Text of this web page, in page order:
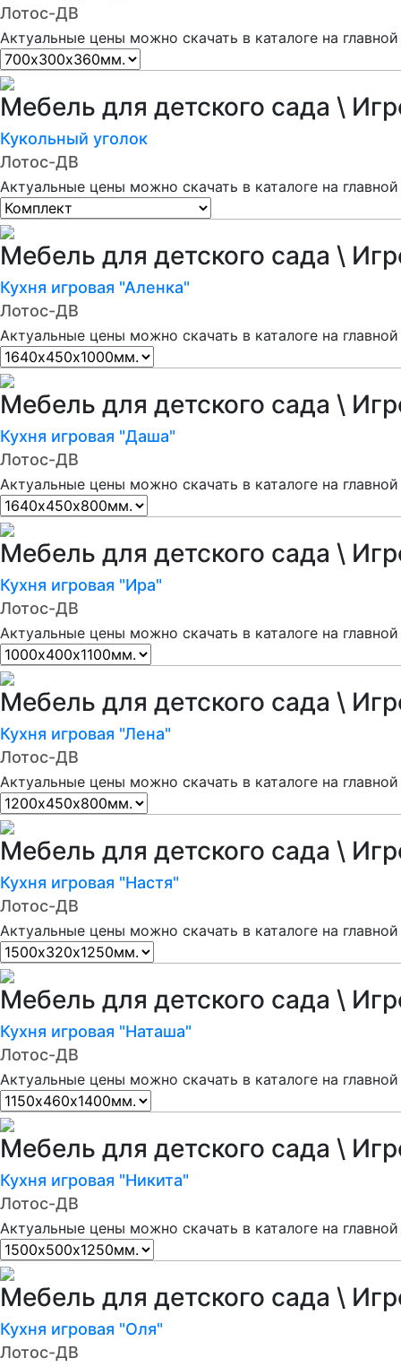
Лотос-ДВ
Актуальные цены можно скачать в каталоге на
Мебель для детского сада \
Кукольный уголок
Лотос-ДВ
Актуальные цены можно скачать в каталоге на
Мебель для детского сада \
Кухня игровая "Аленка"
Лотос-ДВ
Актуальные цены можно скачать в каталоге на
Мебель для детского сада \
Кухня игровая "Даша"
Лотос-ДВ
Актуальные цены можно скачать в каталоге на
Мебель для детского сада \
Кухня игровая "Ира"
Лотос-ДВ
Актуальные цены можно скачать в каталоге на
Мебель для детского сада \
Кухня игровая "Лена"
Лотос-ДВ
Актуальные цены можно скачать в каталоге на
Мебель для детского сада \
Кухня игровая "Настя"
Лотос-ДВ
Актуальные цены можно скачать в каталоге на
Мебель для детского сада \
Кухня игровая "Наташа"
Лотос-ДВ
Актуальные цены можно скачать в каталоге на
Мебель для детского сада \
Кухня игровая "Никита"
Лотос-ДВ
Актуальные цены можно скачать в каталоге на
Мебель для детского сада \
Кухня игровая "Оля"
Лотос-ДВ